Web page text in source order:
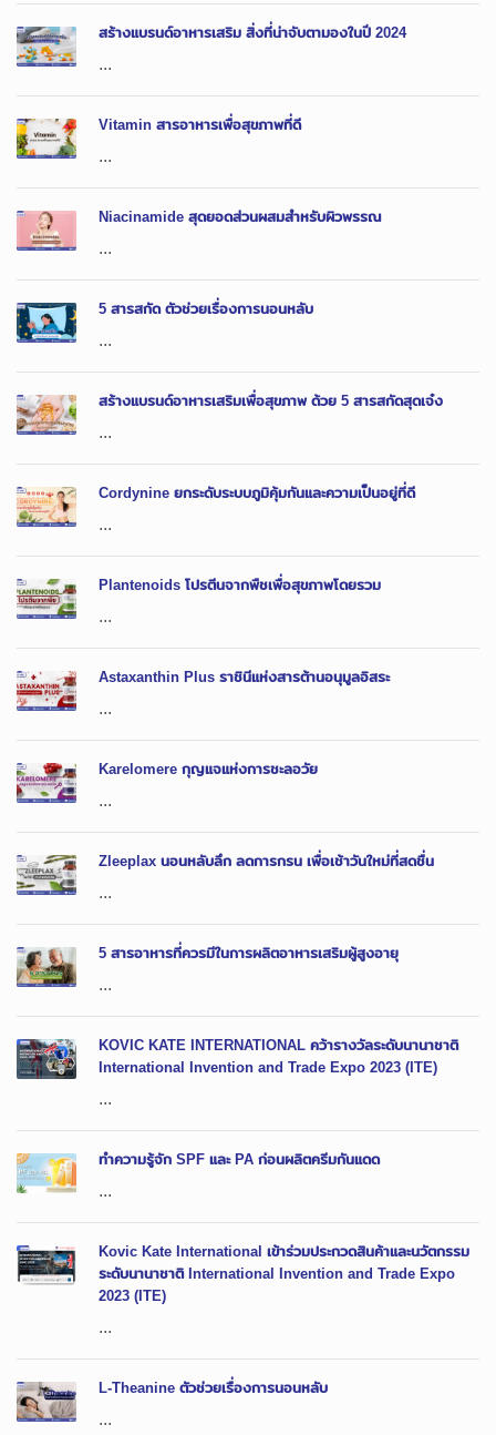
สร้างแบรนด์อาหารเสริม สิ่งที่น่าจับตามองในปี 2024
...
Vitamin สารอาหารเพื่อสุขภาพที่ดี
...
Niacinamide สุดยอดส่วนผสมสำหรับผิวพรรณ
...
5 สารสกัด ตัวช่วยเรื่องการนอนหลับ
...
สร้างแบรนด์อาหารเสริมเพื่อสุขภาพ ด้วย 5 สารสกัดสุดเจ๋ง
...
Cordynine ยกระดับระบบภูมิคุ้มกันและความเป็นอยู่ที่ดี
...
Plantenoids โปรตีนจากพืชเพื่อสุขภาพโดยรวม
...
Astaxanthin Plus ราชินีแห่งสารต้านอนุมูลอิสระ
...
Karelomere กุญแจแห่งการชะลอวัย
...
Zleeplax นอนหลับลึก ลดการกรน เพื่อเช้าวันใหม่ที่สดชื่น
...
5 สารอาหารที่ควรมีในการผลิตอาหารเสริมผู้สูงอายุ
...
KOVIC KATE INTERNATIONAL คว้ารางวัลระดับนานาชาติ
International Invention and Trade Expo 2023 (ITE)
...
ทำความรู้จัก SPF และ PA ก่อนผลิตครีมกันแดด
...
Kovic Kate International เข้าร่วมประกวดสินค้าและนวัตกรรม
ระดับนานาชาติ International Invention and Trade Expo
2023 (ITE)
...
L-Theanine ตัวช่วยเรื่องการนอนหลับ
...